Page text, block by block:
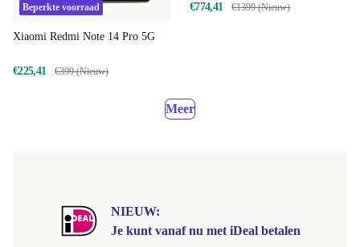
Beperkte voorraad
Xiaomi Redmi Note 14 Pro 5G
€225,41 €399 (Nieuw)
€774,41 €1399 (Nieuw)
Meer
NIEUW:
Je kunt vanaf nu met iDeal betalen